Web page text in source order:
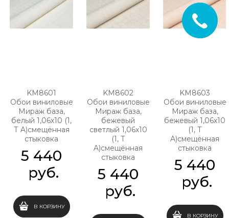
KM8601
Обои виниловые
Мираж база,
белый 1,06х10 (1,
Т A)смещённая
стыковка
5 440
руб.
В КОРЗИНУ
KM8602
Обои виниловые
Мираж база,
бежевый
светлый 1,06х10
(1, Т
A)смещённая
стыковка
5 440
руб.
KM8603
Обои виниловые
Мираж база,
бежевый 1,06х10
(1, Т
A)смещённая
стыковка
5 440
руб.
В КОРЗИНУ